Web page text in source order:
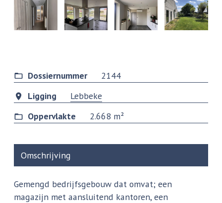
Dossiernummer
2144
Ligging
Lebbeke
Oppervlakte
2.668 m²
Omschrijving
Gemengd bedrijfsgebouw dat omvat; een
magazijn met aansluitend kantoren, een